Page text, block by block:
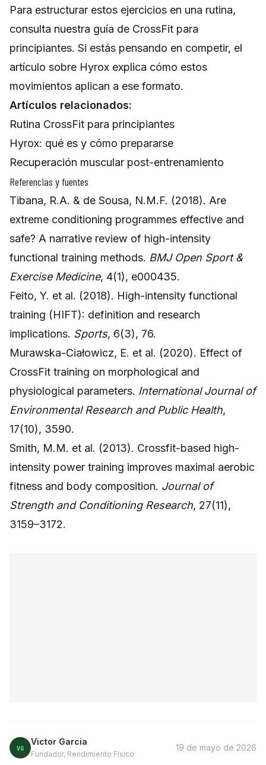
Para estructurar estos ejercicios en una rutina,
consulta nuestra guía de CrossFit para
principiantes. Si estás pensando en competir, el
artículo sobre Hyrox explica cómo estos
movimientos aplican a ese formato.
Artículos relacionados:
Rutina CrossFit para principiantes
Hyrox: qué es y cómo prepararse
Recuperación muscular post-entrenamiento
Referencias y fuentes
Tibana, R.A. & de Sousa, N.M.F. (2018). Are
extreme conditioning programmes effective and
safe? A narrative review of high-intensity
functional training methods. BMJ Open Sport &
Exercise Medicine, 4(1), e000435.
Feito, Y. et al. (2018). High-intensity functional
training (HIFT): definition and research
implications. Sports, 6(3), 76.
Murawska-Ciałowicz, E. et al. (2020). Effect of
CrossFit training on morphological and
physiological parameters. International Journal of
Environmental Research and Public Health,
17(10), 3590.
Smith, M.M. et al. (2013). Crossfit-based high-
intensity power training improves maximal aerobic
fitness and body composition. Journal of
Strength and Conditioning Research, 27(11),
3159–3172.
VG
Victor Garcia
Fundador, Rendimiento Físico
19 de mayo de 2026